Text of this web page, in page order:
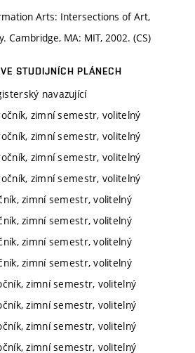
Arts: Intersections of Art,
Cambridge, MA: MIT, 2002. (CS)
STUDIJNÍCH PLÁNECH
navazující
zimní semestr, volitelný
zimní semestr, volitelný
zimní semestr, volitelný
zimní semestr, volitelný
zimní semestr, volitelný
zimní semestr, volitelný
zimní semestr, volitelný
zimní semestr, volitelný
zimní semestr, volitelný
zimní semestr, volitelný
zimní semestr, volitelný
zimní semestr, volitelný